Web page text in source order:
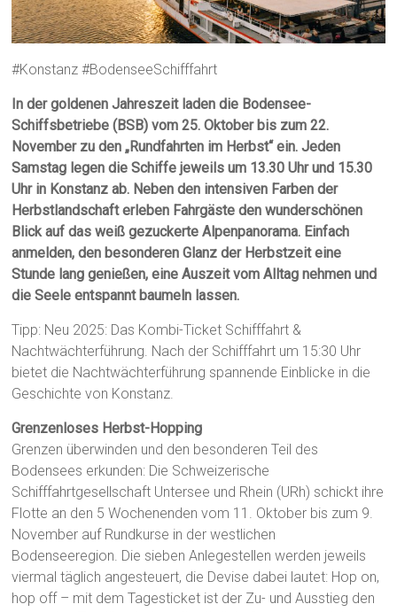
#Konstanz #BodenseeSchifffahrt
In der goldenen Jahreszeit laden die Bodensee-
Schiffsbetriebe (BSB) vom 25. Oktober bis zum 22.
November zu den „Rundfahrten im Herbst“ ein. Jeden
Samstag legen die Schiffe jeweils um 13.30 Uhr und 15.30
Uhr in Konstanz ab. Neben den intensiven Farben der
Herbstlandschaft erleben Fahrgäste den wunderschönen
Blick auf das weiß gezuckerte Alpenpanorama. Einfach
anmelden, den besonderen Glanz der Herbstzeit eine
Stunde lang genießen, eine Auszeit vom Alltag nehmen und
die Seele entspannt baumeln lassen.
Tipp: Neu 2025: Das Kombi-Ticket Schifffahrt &
Nachtwächterführung. Nach der Schifffahrt um 15:30 Uhr
bietet die Nachtwächterführung spannende Einblicke in die
Geschichte von Konstanz.
Grenzenloses Herbst-Hopping
Grenzen überwinden und den besonderen Teil des
Bodensees erkunden: Die Schweizerische
Schifffahrtgesellschaft Untersee und Rhein (URh) schickt ihre
Flotte an den 5 Wochenenden vom 11. Oktober bis zum 9.
November auf Rundkurse in der westlichen
Bodenseeregion. Die sieben Anlegestellen werden jeweils
viermal täglich angesteuert, die Devise dabei lautet: Hop on,
hop off – mit dem Tagesticket ist der Zu- und Ausstieg den